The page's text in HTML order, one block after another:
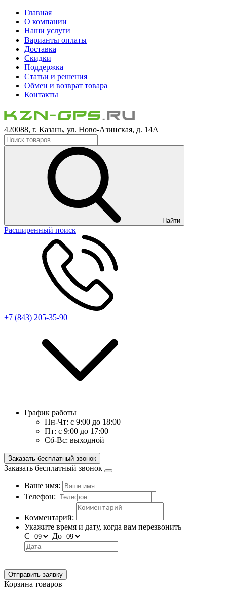
Главная
О компании
Наши услуги
Варианты оплаты
Доставка
Скидки
Поддержка
Статьи и решения
Обмен и возврат товара
Контакты
420088, г. Казань, ул. Ново-Азинская, д. 14А
Найти
Расширенный поиск
+7 (843) 205-35-90
График работы
Пн-Чт: с 9:00 до 18:00
Пт: с 9:00 до 17:00
Сб-Вс: выходной
Заказать бесплатный звонок
Заказать бесплатный звонок
Ваше имя:
Телефон:
Комментарий:
Укажите время и дату, когда вам перезвонить
С
До
Отправить заявку
Корзина товаров